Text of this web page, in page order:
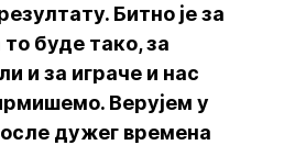
Битно је за
буде тако, за
и за играче и нас
Верујем у
дужег времена